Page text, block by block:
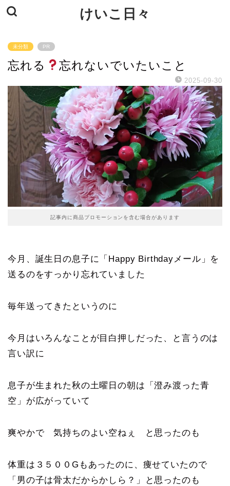
けいこ日々
未分類 PR
忘れる 忘れないでいたいこと
2025-09-30
記事内に商品プロモーションを含む場合があります
今月、誕生日の息子に「Happy Birthdayメール」を
送るのをすっかり忘れていました
毎年送ってきたというのに
今月はいろんなことが目白押しだった、と言うのは
言い訳に
息子が生まれた秋の土曜日の朝は「澄み渡った青
空」が広がっていて
爽やかで 気持ちのよい空ねぇ と思ったのも
体重は３５００Gもあったのに、痩せていたので
「男の子は骨太だからかしら？」と思ったのも